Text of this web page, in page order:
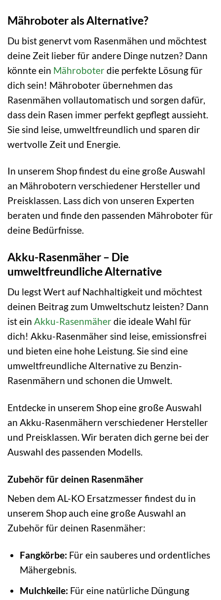
Mähroboter als Alternative?
Du bist genervt vom Rasenmähen und möchtest
deine Zeit lieber für andere Dinge nutzen? Dann
könnte ein Mähroboterdie perfekte Lösung für
dich sein! Mähroboter übernehmen das
Rasenmähen vollautomatisch und sorgen dafür,
dass dein Rasen immer perfekt gepflegt aussieht.
Sie sind leise, umweltfreundlich und sparen dir
wertvolle Zeit und Energie.
In unserem Shop findest du eine große Auswahl
an Mährobotern verschiedener Hersteller und
Preisklassen. Lass dich von unseren Experten
beraten und finde den passenden Mähroboter für
deine Bedürfnisse.
Akku-Rasenmäher – Die
umweltfreundliche Alternative
Du legst Wert auf Nachhaltigkeit und möchtest
deinen Beitrag zum Umweltschutz leisten? Dann
ist ein Akku-Rasenmäherdie ideale Wahl für
dich! Akku-Rasenmäher sind leise, emissionsfrei
und bieten eine hohe Leistung. Sie sind eine
umweltfreundliche Alternative zu Benzin-
Rasenmähern und schonen die Umwelt.
Entdecke in unserem Shop eine große Auswahl
an Akku-Rasenmähern verschiedener Hersteller
und Preisklassen. Wir beraten dich gerne bei der
Auswahl des passenden Modells.
Zubehör für deinen Rasenmäher
Neben dem AL-KO Ersatzmesser findest du in
unserem Shop auch eine große Auswahl an
Zubehör für deinen Rasenmäher:
Fangkörbe: Für ein sauberes und ordentliches
Mähergebnis.
Mulchkeile: Für eine natürliche Düngung